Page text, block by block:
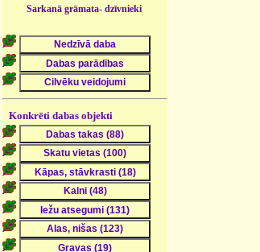
Sarkanā grāmata- dzīvnieki
Konkrēti dabas objekti